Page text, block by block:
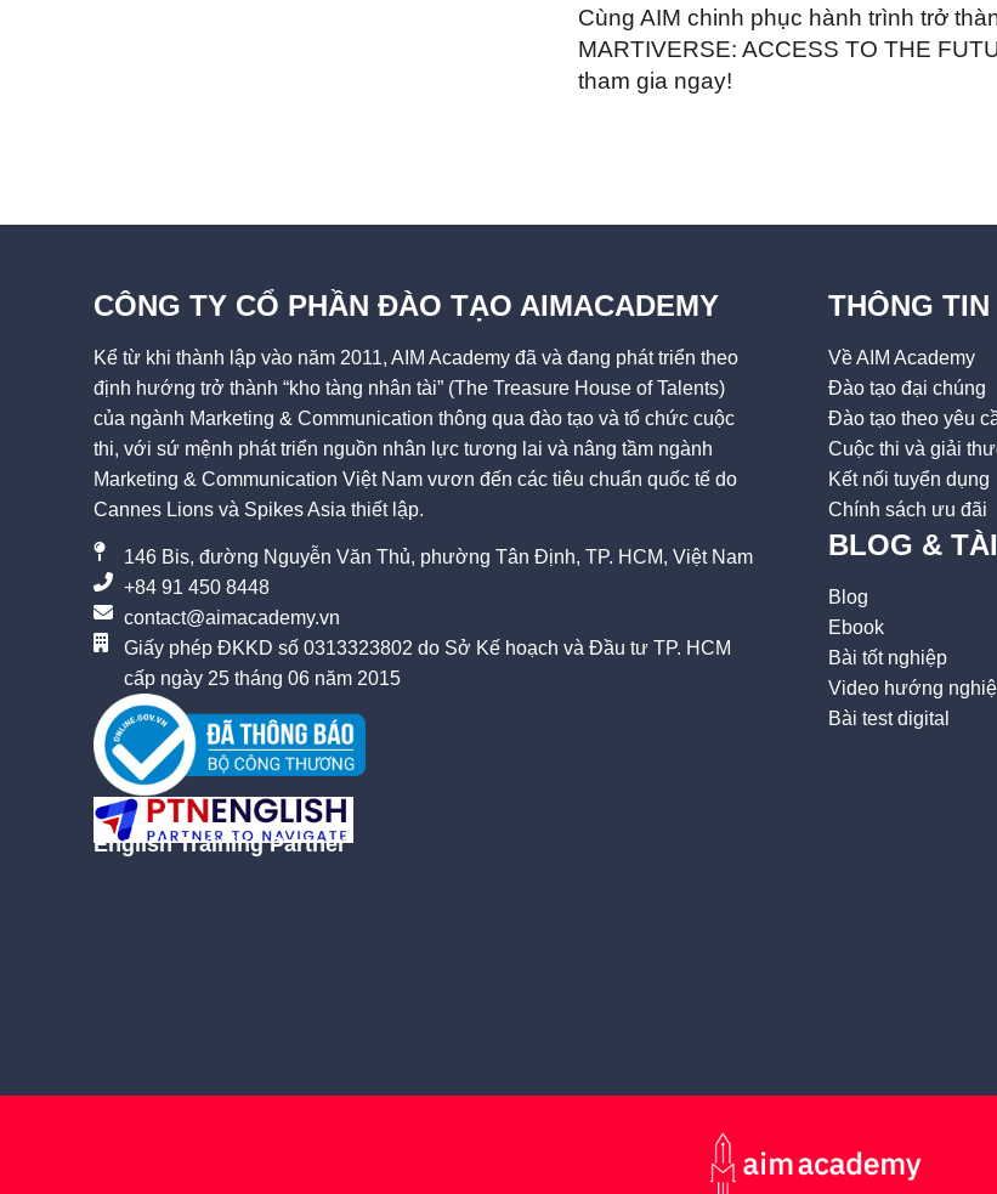
Cùng AIM chinh phục hành trình trở
MARTIVERSE: ACCESS TO THE
tham gia ngay!
CÔNG TY CỔ PHẦN ĐÀO TẠO AIMACADEMY
Kể từ khi thành lập vào năm 2011, AIM Academy đã và đang phát triển theo
định hướng trở thành “kho tàng nhân tài” (The Treasure House of Talents)
của ngành Marketing & Communication thông qua đào tạo và tổ chức cuộc
thi, với sứ mệnh phát triển nguồn nhân lực tương lai và nâng tầm ngành
Marketing & Communication Việt Nam vươn đến các tiêu chuẩn quốc tế do
Cannes Lions và Spikes Asia thiết lập.
146 Bis, đường Nguyễn Văn Thủ, phường Tân Định, TP. HCM, Việt Nam
+84 91 450 8448
contact@aimacademy.vn
Giấy phép ĐKKD số 0313323802 do Sở Kế hoạch và Đầu tư TP. HCM
cấp ngày 25 tháng 06 năm 2015
English Training Partner
THÔNG TIN
Về AIM Academy
Đào tạo đại chúng
Đào tạo theo yêu
Cuộc thi và giải
Kết nối tuyển dụng
Chính sách ưu đãi
BLOG &
Blog
Ebook
Bài tốt nghiệp
Video hướng
Bài test digital